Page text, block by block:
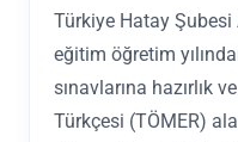
Türkiye Hatay Şubesi
eğitim öğretim
sınavlarına hazırlık
Türkçesi (TÖMER)